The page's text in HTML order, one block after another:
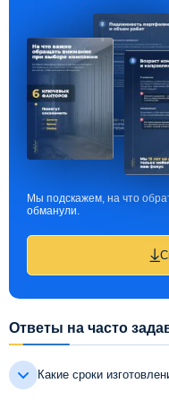
Мы подскажем, на что
обманули.
Ответы на часто
Какие сроки